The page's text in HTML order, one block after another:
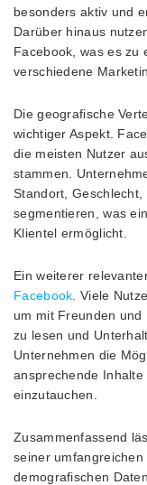
besonders aktiv und
Darüber hinaus
Facebook, was es zu
verschiedene
Die geografische
wichtiger Aspekt.
die meisten Nutzer
stammen.
Standort,
segmentieren, was
Klientel ermöglicht.
Ein weiterer
Facebook . Viele
um mit Freunden
zu lesen und
Unternehmen die
ansprechende
einzutauchen.
Zusammenfassend
seiner
demografischen